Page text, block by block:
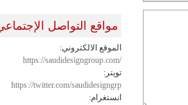
مواقع التواصل
الموقع الالكتروني:
https://saudidesigngroup.com/
تويتر:
https://twitter.com/saudidesigngrp
انستغرام: